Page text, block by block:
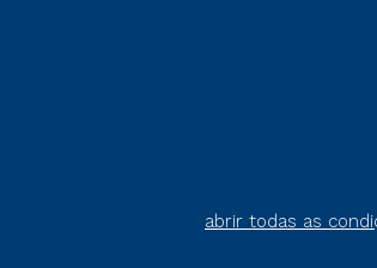
abrir todas as